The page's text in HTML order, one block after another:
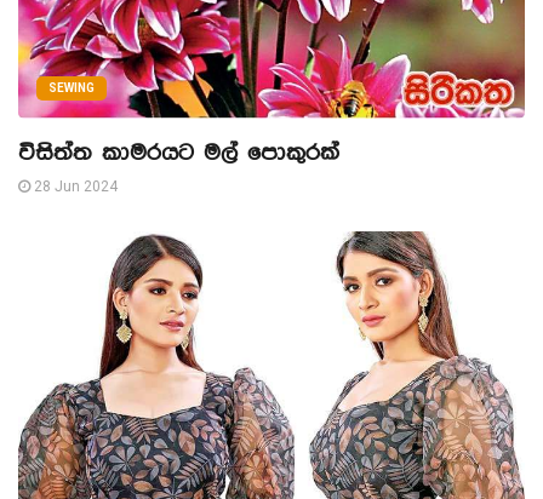
SEWING
විසිත්ත කාමරයට මල් පොකුරක්
28 Jun 2024